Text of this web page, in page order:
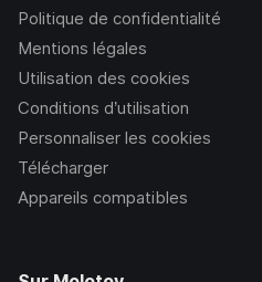
Politique de confidentialité
Mentions légales
Utilisation des cookies
Conditions d’utilisation
Personnaliser les cookies
Télécharger
Appareils compatibles